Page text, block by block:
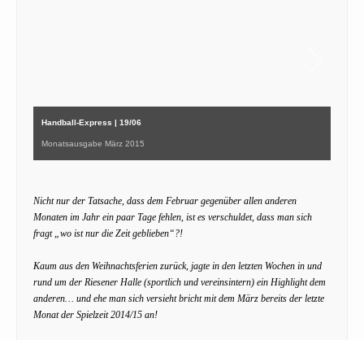
Handball-Express | 19/06
Monatsausgabe März 2015
Nicht nur der Tatsache, dass dem Februar gegenüber allen anderen
Monaten im Jahr ein paar Tage fehlen, ist es verschuldet, dass man sich
fragt „wo ist nur die Zeit geblieben“?!
Kaum aus den Weihnachtsferien zurück, jagte in den letzten Wochen in und
rund um der Riesener Halle (sportlich und vereinsintern) ein Highlight dem
anderen… und ehe man sich versieht bricht mit dem März bereits der letzte
Monat der Spielzeit 2014/15 an!